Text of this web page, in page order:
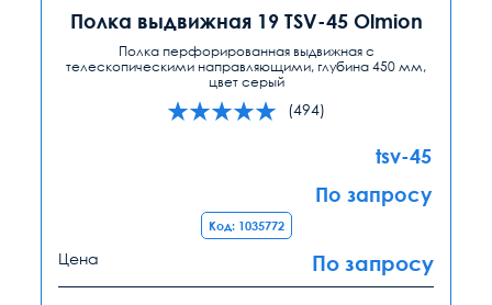
Полка выдвижная 19 TSV-45 Olmion
Полка перфорированная выдвижная с
телескопическими направляющими, глубина 450 мм,
цвет серый
(494)
tsv-45
По запросу
Код: 1035772
Цена По запросу